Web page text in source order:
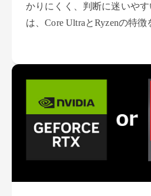
かりにくく、判断に迷いや
は、Core UltraとRyzenの特
理し、使い方に合った選び